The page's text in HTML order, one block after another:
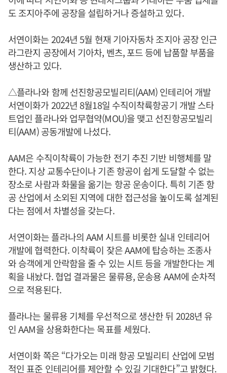
도 조지아주에 공장을 설립하거나 증설하고 있다.
서연이화는 2024년 5월 현재 기아자동차 조지아 공장 인근
라그란지 공장에서 기아차, 벤츠, 포드 등에 납품할 부품을
생산하고 있다.
△플라나와 함께 선진항공모빌리티(AAM) 인테리어 개발
서연이화가 2022년 8월18일 수직이착륙항공기 개발 스타
트업인 플라나와 업무협약(MOU)을 맺고 선진항공모빌리
티(AAM) 공동개발에 나섰다.
AAM은 수직이착륙이 가능한 전기 추진 기반 비행체를 말
한다. 지상 교통수단이나 기존 항공이 쉽게 도달할 수 없는
장소로 사람과 화물을 옮기는 항공 운송이다. 특히 기존 항
공 산업에서 소외된 지역에 대한 접근성을 높이도록 설계된
다는 점에서 차별성을 갖는다.
​서연이화는 플라나의 AAM 시트를 비롯한 실내 인테리어
개발에 협력한다. 이착륙이 잦은 AAM에 탑승하는 조종사
와 승객에게 안락함을 줄 수 있는 시트 등을 개발한다는 계
획을 내놨다. 협업 결과물은 물류용, 운송용 AAM에 순차적
으로 적용된다.
플라나는 물류용 기체를 우선적으로 생산한 뒤 2028년 유
인 AAM을 상용화한다는 목표를 세웠다.
서연이화 쪽은 “다가오는 미래 항공 모빌리티 산업에 모범
적인 표준 인테리어를 제안할 수 있길 기대한다”고 밝혔다.